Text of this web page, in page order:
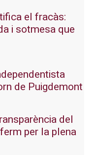
el fracàs:
i sotmesa que
de Puigdemont
del
per la plena